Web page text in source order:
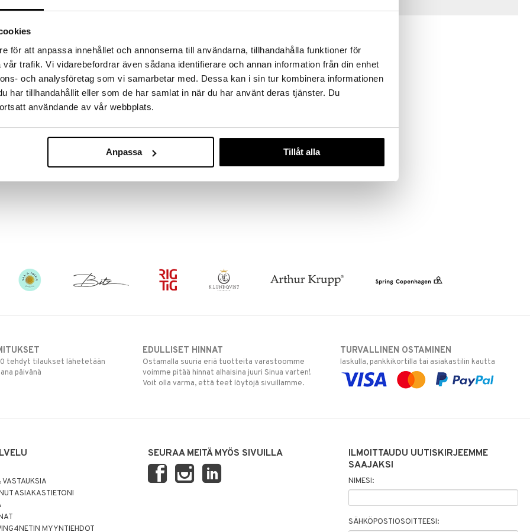
för att anpassa innehållet och annonserna till användarna, tillhandahålla funktioner för
trafik. Vi vidarebefordrar även sådana identifierare och annan information från din enhet
och analysföretag som vi samarbetar med. Dessa kan i sin tur kombinera informationen
har tillhandahållit eller som de har samlat in när du har använt deras tjänster. Du
användande av vår webbplats.
Anpassa Tillåt alla
löydöt kotiin!
tehdä löytöjä suuresta ALEstamme. Juuri
hinnoilla!
31.8.2026 asti mutta ole nopea -
voivat päästä loppumaan!
ale-löydöt »
tuote, erittäin maukas ja hyvä ravintolisä. Nuri-
ja luova tapa lisätä kalan saantia. Tämä sopii
Mixology spritzlasit 4 kpl
tehdyt tilaukset lähetetään
päivänä
EDULLISET HINNAT
Ostamalla suuria eriä tuotteita varastoomme
voimme pitää hinnat alhaisina juuri Sinua varten!
Voit olla varma, että teet löytöjä sivuillamme.
TURVALLINEN OSTAMINEN
laskulla, pankkikortilla tai asiakastilin kautta
ASIAKASTIETONI
MYYNTIEHDOT
SEURAA MEITÄ MYÖS SIVUILLA
ILMOITTAUDU UUTISKIRJEEMME
SAAJAKSI
NIMESI:
SÄHKÖPOSTIOSOITTEESI: